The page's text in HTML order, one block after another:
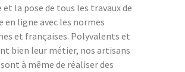
la pose de tous les travaux de
en ligne avec les normes
et françaises. Polyvalents et
bien leur métier, nos artisans
à même de réaliser des